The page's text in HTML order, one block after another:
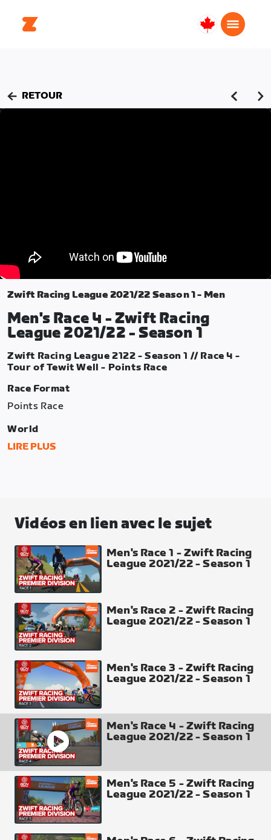
Canada
RETOUR
Zwift Racing League 2021/22 Season 1 - Men
Men's Race 4 - Zwift Racing
League 2021/22 - Season 1
Zwift Racing League 2122 - Season 1 // Race 4 -
Tour of Tewit Well - Points Race
Race Format
Points Race
World
Yorkshire
Distance
43.38 km
Elevation Gain
818 m
Intermediate Points
Climb (Each Lap) top 4 places 5-3-2-1
Finish Line Top 30 places 50-40-35-30-27-25-24-
23-22-21-20-19-18-17-16-15-14-13-12-11-10-9-8-7-6-
5-4-3-2-1
Climb Arch
LIRE PLUS
Vidéos en lien avec le sujet
Men's Race 1 - Zwift Racing
League 2021/22 - Season 1
Men's Race 2 - Zwift Racing
League 2021/22 - Season 1
Men's Race 3 - Zwift Racing
League 2021/22 - Season 1
Men's Race 4 - Zwift Racing
League 2021/22 - Season 1
Men's Race 5 - Zwift Racing
League 2021/22 - Season 1